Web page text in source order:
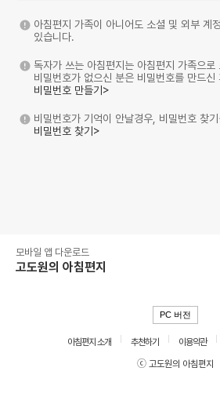
아침편지 가족이 아니어도 소셜 및 외부 계
있습니다.
독자가 쓰는 아침편지는 아침편지 가족으로
비밀번호가 없으신 분은 비밀번호를 만드신
비밀번호 만들기>
비밀번호가 기억이 안날경우, 비밀번호 찾
비밀번호 찾기>
모바일 앱 다운로드
고도원의 아침편지
PC 버전
아침편지 소개 추천하기 이용약관
ⓒ 고도원의 아침편지